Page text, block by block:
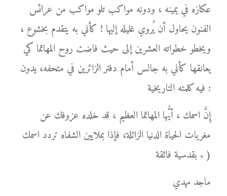
عكازه في يمينه ، ودونه مواكب تلو مواكب من عرائس
الفنون يحاول أن يُروي غليله إليها ! كأني به يتقدم بخشوع ،
ويخطو خطواته العشرين إلى حيث فاضت روح المهاتما كي
يعانقها كأني به جالس أمام دفتر الزائرين في متحفه، يدون
فيه كلمته التاريخية :
إِنَّ اسمك ، أيُّها المهاتما العظيم ، قد خلده عزوفك عن
مغريات الحياة الدنيا الزائلة، فإذا بملايين الشفاه تردد اسمك
بقدسية فائقة . )
ماجد مهدي